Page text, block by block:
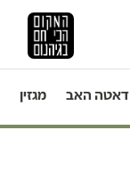
דאטה האב מגזין